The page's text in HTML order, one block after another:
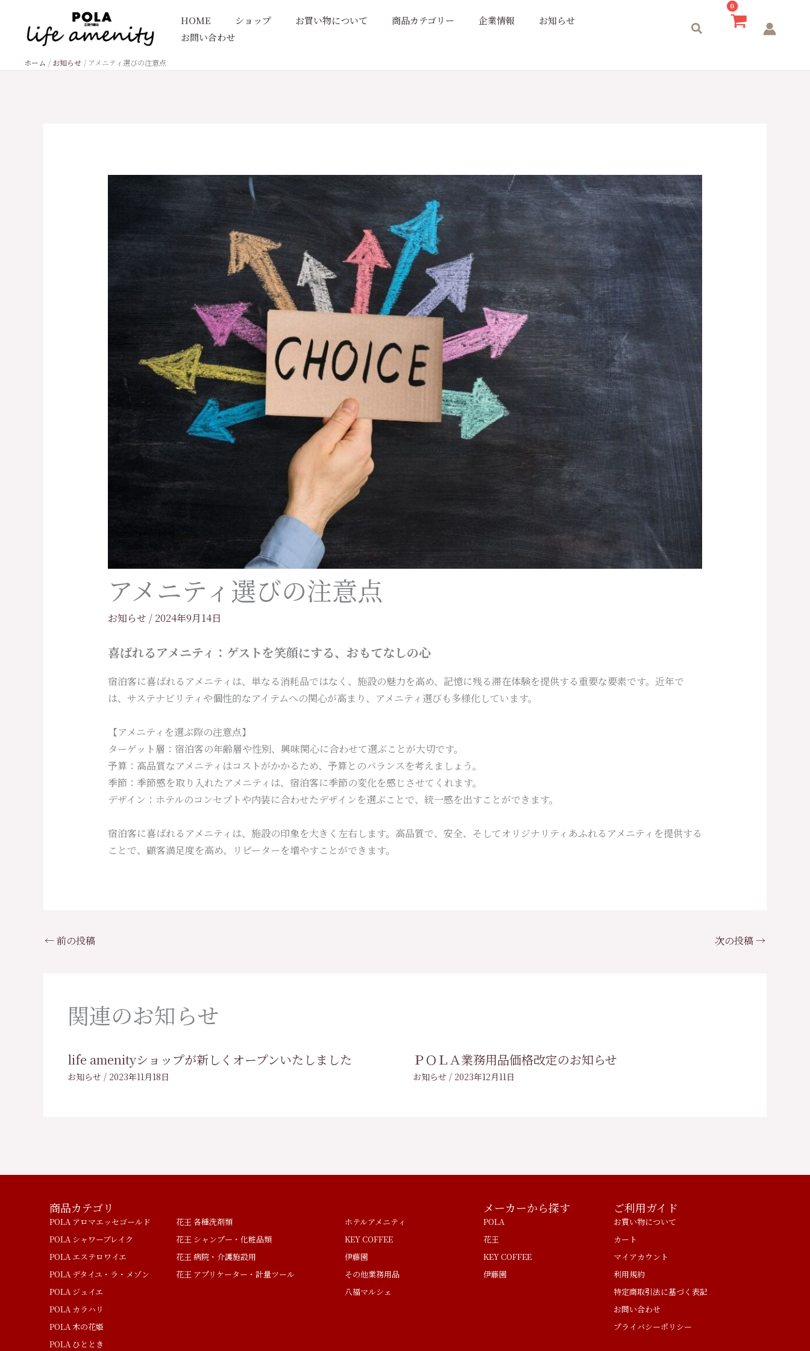
HOME ショップ お買い物について 商品カテゴリー 企業情報
お知らせ
お問い合わせ
検
ホーム お知らせ アメニティ選びの注意点
アメニティ選びの注意点
お知らせ / 2024年9月14日
喜ばれるアメニティ：ゲストを笑顔にする、おもてなしの心
宿泊客に喜ばれるアメニティは、単なる消耗品ではなく、施設の魅力を高め、記憶に残る滞在体験を提供する重要な要素です。近年で
は、サステナビリティや個性的なアイテムへの関心が高まり、アメニティ選びも多様化しています。
【アメニティを選ぶ際の注意点】
ターゲット層：宿泊客の年齢層や性別、興味関心に合わせて選ぶことが大切です。
予算：高品質なアメニティはコストがかかるため、予算とのバランスを考えましょう。
季節：季節感を取り入れたアメニティは、宿泊客に季節の変化を感じさせてくれます。
デザイン：ホテルのコンセプトや内装に合わせたデザインを選ぶことで、統一感を出すことができます。
宿泊客に喜ばれるアメニティは、施設の印象を大きく左右します。高品質で、安全、そしてオリジナリティあふれるアメニティを提供する
ことで、顧客満足度を高め、リピーターを増やすことができます。
←前の投稿 次の投稿→
関連のお知らせ
life amenityショップが新しくオープンいたしました
お知らせ / 2023年11月18日
ＰＯＬＡ業務用品価格改定のお知らせ
お知らせ / 2023年12月11日
商品カテゴリ
POLA アロマエッセゴールド
POLA シャワーブレイク
POLA エステロワイエ
POLA デタイユ・ラ・メゾン
POLA ジュイエ
POLA カラハリ
POLA 木の花姫
POLA ひととき
花王 各種洗剤類
花王 シャンプー・化粧品類
花王 病院・介護施設用
花王 アプリケーター・計量ツール
ホテルアメニティ
KEY COFFEE
伊藤園
その他業務用品
八福マルシェ
メーカーから探す
POLA
花王
KEY COFFEE
伊藤園
ご利用ガイド
お買い物について
カート
マイアカウント
利用規約
特定商取引法に基づく表記
お問い合わせ
プライバシーポリシー